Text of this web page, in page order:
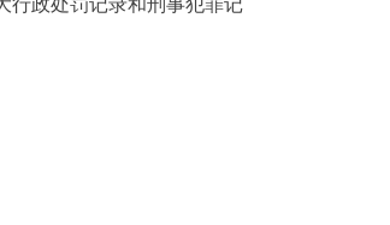
政处罚记录和刑事犯罪记